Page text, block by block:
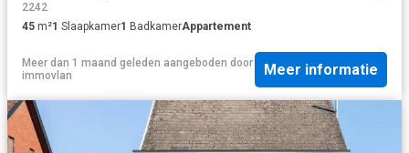
2242
45 m²1 Slaapkamer1 BadkamerAppartement
Meer dan 1 maand geleden aangeboden door
immovlan
Meer informatie